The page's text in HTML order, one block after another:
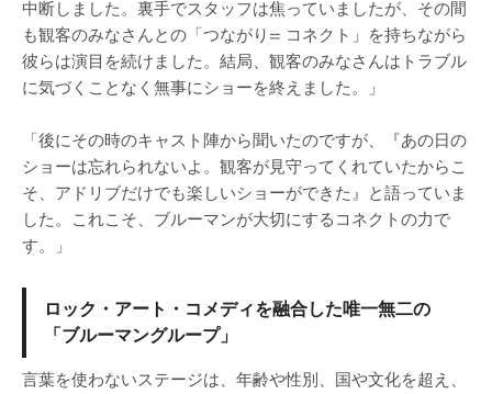
中断しました。裏手でスタッフは焦っていましたが、その間
も観客のみなさんとの「つながり= コネクト」を持ちながら
彼らは演目を続けました。結局、観客のみなさんはトラブル
に気づくことなく無事にショーを終えました。」
「後にその時のキャスト陣から聞いたのですが、『あの日の
ショーは忘れられないよ。観客が見守ってくれていたからこ
そ、アドリブだけでも楽しいショーができた』と語っていま
した。これこそ、ブルーマンが大切にするコネクトの力で
す。」
ロック・アート・コメディを融合した唯一無二の
「ブルーマングループ」
言葉を使わないステージは、年齢や性別、国や文化を超え、